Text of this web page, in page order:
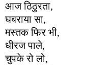
आज ठिठुरता,
घबराया सा,
मस्तक फिर भी,
धीरज पाले,
चुपके रो लो,